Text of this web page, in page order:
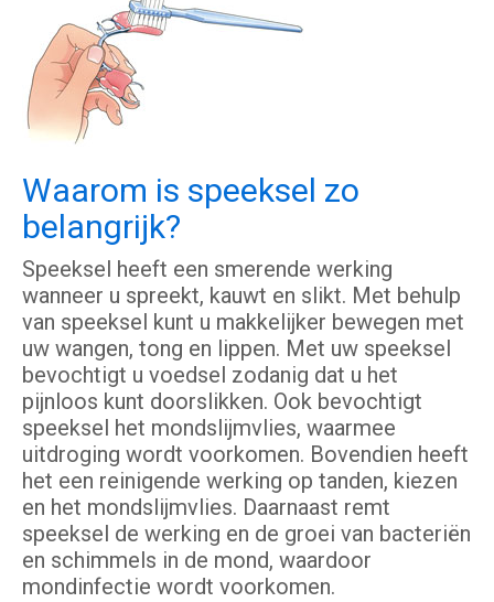
Waarom is speeksel zo
belangrijk?
Speeksel heeft een smerende werking
wanneer u spreekt, kauwt en slikt. Met behulp
van speeksel kunt u makkelijker bewegen met
uw wangen, tong en lippen. Met uw speeksel
bevochtigt u voedsel zodanig dat u het
pijnloos kunt doorslikken. Ook bevochtigt
speeksel het mondslijmvlies, waarmee
uitdroging wordt voorkomen. Bovendien heeft
het een reinigende werking op tanden, kiezen
en het mondslijmvlies. Daarnaast remt
speeksel de werking en de groei van bacteriën
en schimmels in de mond, waardoor
mondinfectie wordt voorkomen.